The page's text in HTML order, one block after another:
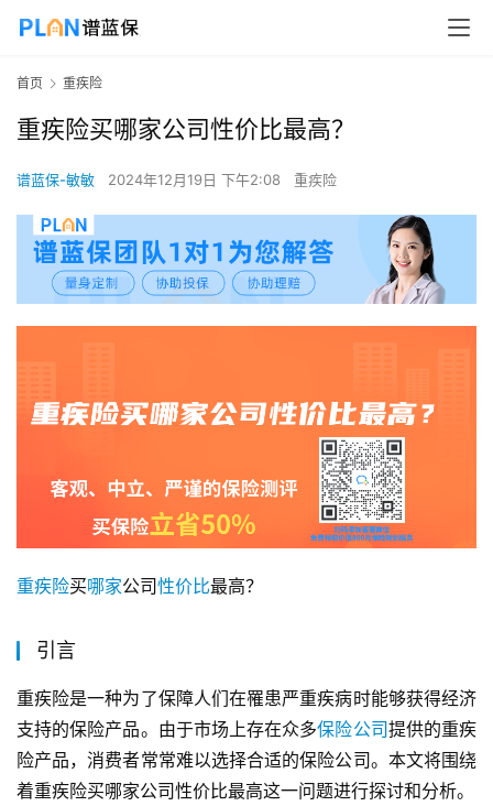
首页 重疾险
重疾险买哪家公司性价比最高？
谱蓝保-敏敏 2024年12月19日 下午2:08 重疾险
重疾险买哪家公司性价比最高？
引言
重疾险是一种为了保障人们在罹患严重疾病时能够获得经济
支持的保险产品。由于市场上存在众多保险公司提供的重疾
险产品，消费者常常难以选择合适的保险公司。本文将围绕
着重疾险买哪家公司性价比最高这一问题进行探讨和分析。